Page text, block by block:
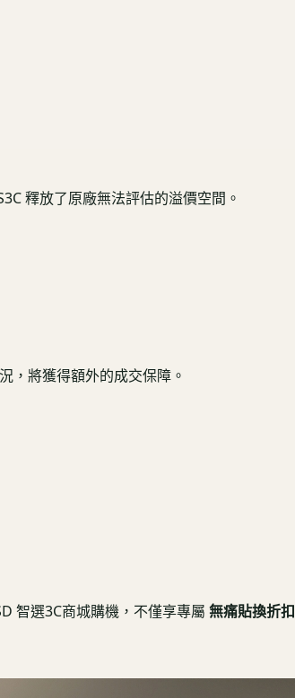
釋放了原廠無法評估的溢價空間。
，將獲得額外的成交保障。
智選3C商城購機，不僅享專屬 無痛貼換折扣